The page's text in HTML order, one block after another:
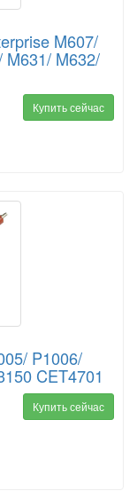
M607/
M631/ M632/
Купить сейчас
P1006/
CET4701
Купить сейчас